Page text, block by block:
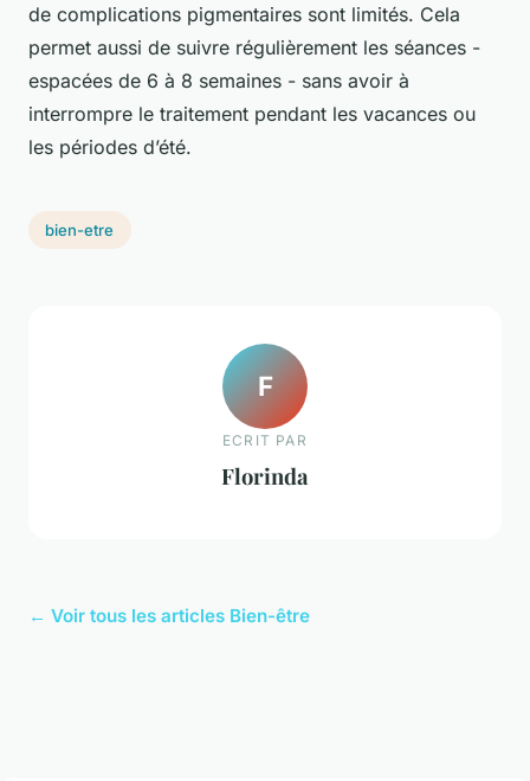
de complications pigmentaires sont limités. Cela
permet aussi de suivre régulièrement les séances -
espacées de 6 à 8 semaines - sans avoir à
interrompre le traitement pendant les vacances ou
les périodes d’été.
bien-etre
F
ECRIT PAR
Florinda
← Voir tous les articles Bien-être